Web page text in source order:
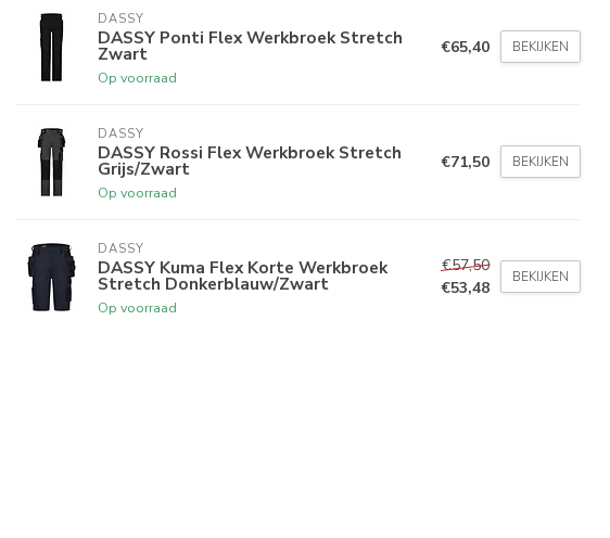
DASSY
DASSY Ponti Flex Werkbroek Stretch
Zwart
Op voorraad
€65,40 BEKIJKEN
DASSY
DASSY Rossi Flex Werkbroek Stretch
Grijs/Zwart
Op voorraad
€71,50 BEKIJKEN
DASSY
DASSY Kuma Flex Korte Werkbroek
Stretch Donkerblauw/Zwart
Op voorraad
€57,50
€53,48
BEKIJKEN